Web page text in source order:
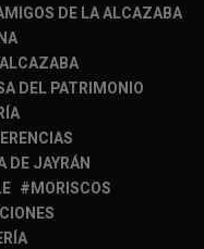
DE LA ALCAZABA
ALCAZABA
DEL PATRIMONIO
DE JAYRÁN
MORISCOS